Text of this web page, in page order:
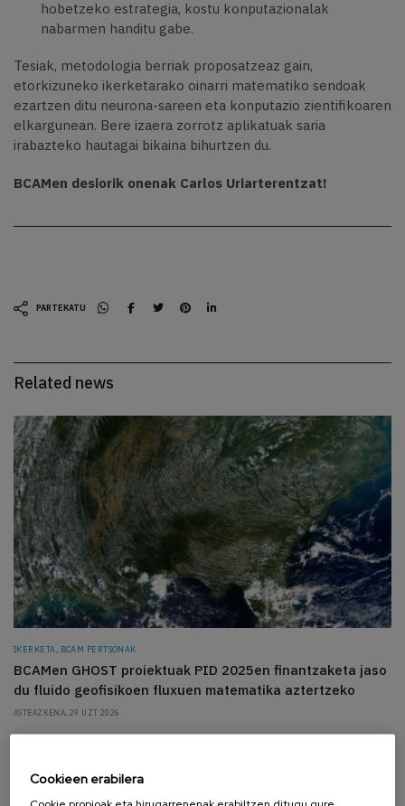
hobetzeko estrategia, kostu konputazionalak
nabarmen handitu gabe.
Tesiak, metodologia berriak proposatzeaz gain,
etorkizuneko ikerketarako oinarri matematiko sendoak
ezartzen ditu neurona-sareen eta konputazio zientifikoaren
elkargunean. Bere izaera zorrotz aplikatuak saria
irabazteko hautagai bikaina bihurtzen du.
BCAMen desiorik onenak Carlos Uriarterentzat!
PARTEKATU
Related news
IKERKETA, BCAM PERTSONAK
BCAMen GHOST proiektuak PID 2025en finantzaketa jaso
du fluido geofisikoen fluxuen matematika aztertzeko
ASTEAZKENA, 29 UZT 2026
Cookieen erabilera